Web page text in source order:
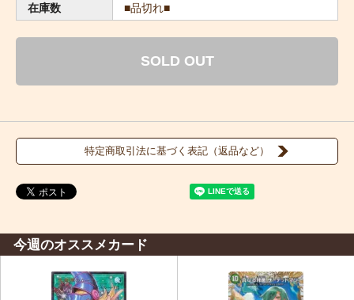
在庫数
■品切れ■
SOLD OUT
特定商取引法に基づく表記（返品など）
今週のオススメカード